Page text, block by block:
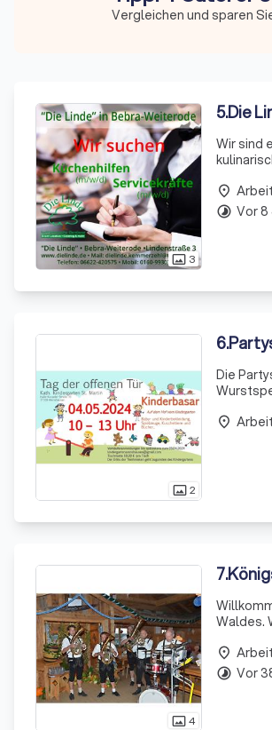
Vergleichen und sparen
photo_size_select_actual 3
5.Die
Wir sind
place
timelapse Vor
photo_size_select_actual2
6.
Die
place
photo_size_select_actual4
7.
Waldes.
place
timelapse Vor